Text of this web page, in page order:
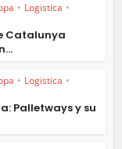
• Logistica •
Catalunya
• Logistica •
Palletways y su